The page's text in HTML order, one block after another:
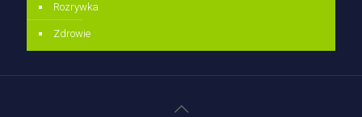
Rozrywka
Zdrowie